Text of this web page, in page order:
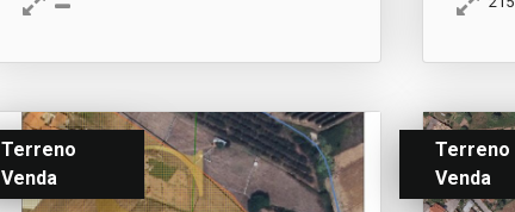
Terreno
Venda
Terreno
Venda